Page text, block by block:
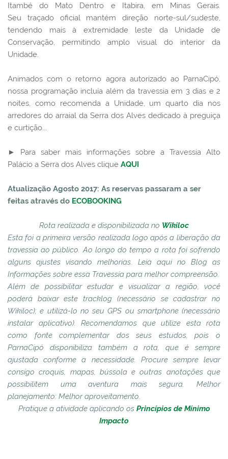
Itambé do Mato Dentro e Itabira, em Minas Gerais.
Seu traçado oficial mantém direção norte-sul/sudeste,
tendendo mais à extremidade leste da Unidade de
Conservação, permitindo amplo visual do interior da
Unidade.
Animados com o retorno agora autorizado ao ParnaCipó,
nossa programação incluía além da travessia em 3 dias e 2
noites, como recomenda a Unidade, um quarto dia nos
arredores do arraial da Serra dos Alves dedicado à preguiça
e curtição...
► Para saber mais informações sobre a Travessia Alto
Palácio a Serra dos Alves clique AQUI
Atualização Agosto 2017: As reservas passaram a ser
feitas através do ECOBOOKING
Rota realizada e disponibilizada no Wikiloc
Esta foi a primeira versão realizada logo após a liberação da
travessia ao público. Ao longo do tempo a rota foi sofrendo
alguns ajustes visando melhorias. Leia aqui no Blog as
Informações sobre essa Travessia para melhor compreensão.
Além de possibilitar estudar e visualizar a região, você
poderá baixar este tracklog (necessário se cadastrar no
Wikiloc); e utilizá-lo no seu GPS ou smartphone (necessário
instalar aplicativo). Recomendamos que utilize esta rota
como fonte complementar dos seus estudos, pois o
ParnaCipó disponibiliza também a rota, que é sempre
ajustada conforme a necessidade. Procure sempre levar
consigo croquis, mapas, bússola e outras anotações que
possibilitem uma aventura mais segura. Melhor
planejamento: Melhor aproveitamento.
Pratique a atividade aplicando os Princípios de Mínimo
Impacto